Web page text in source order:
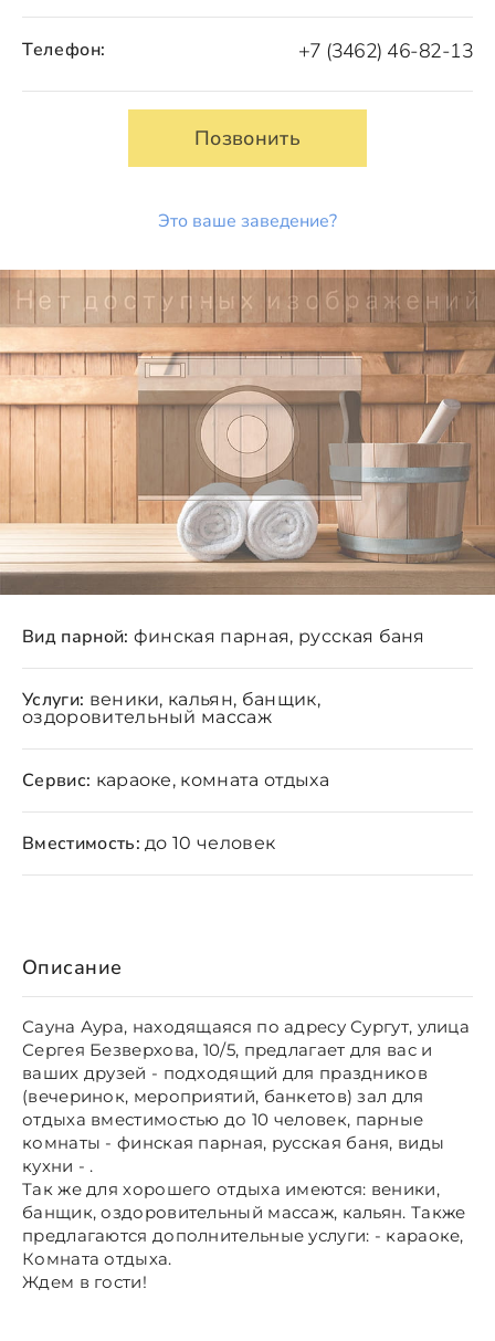
Телефон: +7 (3462) 46-82-13
Позвонить
Это ваше заведение?
Описание
Сауна Аура, находящаяся по адресу Сургут, улица
Сергея Безверхова, 10/5, предлагает для вас и
ваших друзей - подходящий для праздников
(вечеринок, мероприятий, банкетов) зал для
отдыха вместимостью до 10 человек, парные
комнаты - финская парная, русская баня, виды
кухни - .
Так же для хорошего отдыха имеются: веники,
банщик, оздоровительный массаж, кальян. Также
предлагаются дополнительные услуги: - караоке,
Комната отдыха.
Ждем в гости!
Вид парной: финская парная, русская баня
Услуги: веники, кальян, банщик,
оздоровительный массаж
Сервис: караоке, комната отдыха
Вместимость: до 10 человек